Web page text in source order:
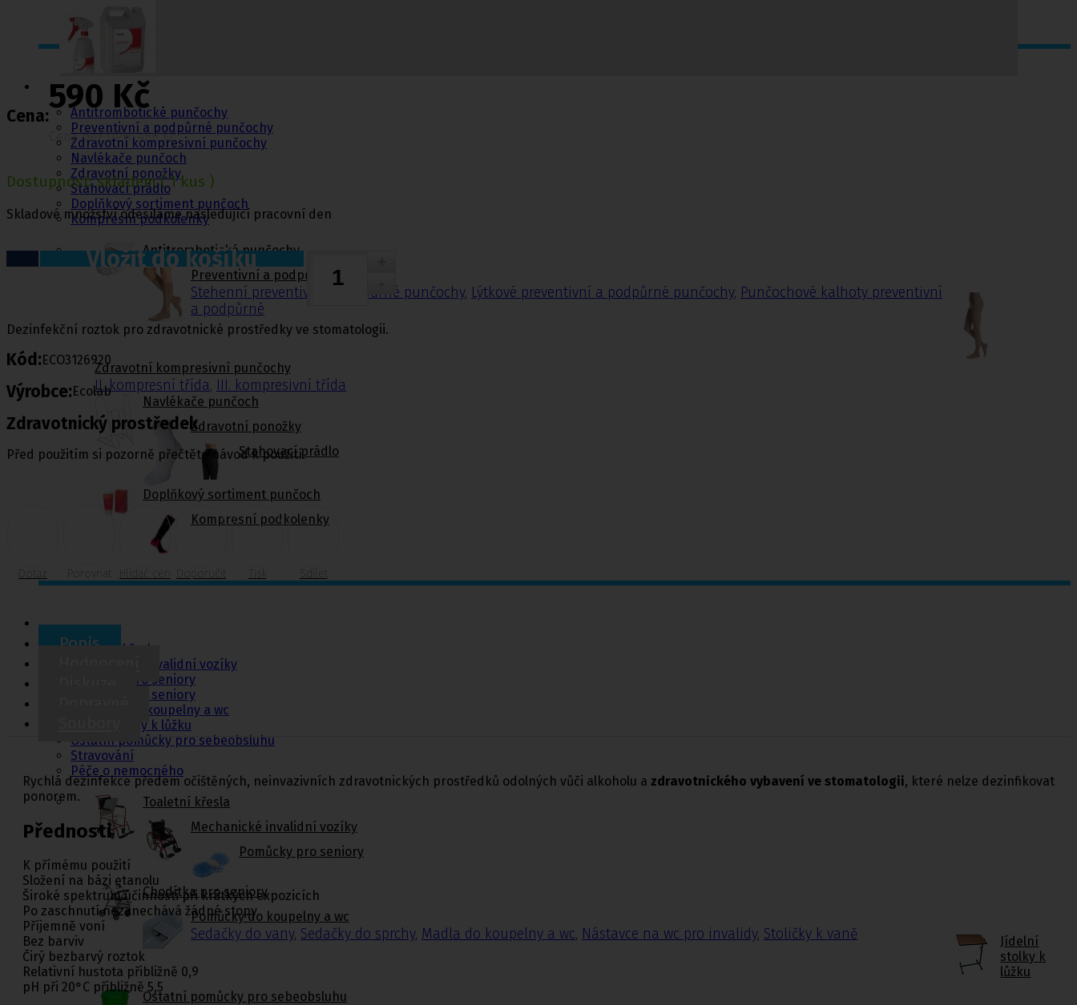
Punčochy,
ponožky
Antitrombotické punčochy
Preventivní a podpůrné punčochy
Zdravotní kompresivní punčochy
Navlékače punčoch
Zdravotní ponožky
Stahovací prádlo
Doplňkový sortiment punčoch
Kompresní podkolenky
Antitrombotické punčochy
Preventivní a podpůrné punčochy
Stehenní preventivní a podpůrné punčochy, Lýtkové preventivní a podpůrné punčochy, Punčochové kalhoty preventivní
a podpůrné
Zdravotní kompresivní punčochy
II. kompresní třída, III. kompresivní třída
Navlékače punčoch
Zdravotní ponožky
Stahovací prádlo
Doplňkový sortiment punčoch
Kompresní podkolenky
Toaletní křesla
Mechanické invalidní vozíky
Pomůcky pro seniory
Chodítka pro seniory
Pomůcky do koupelny a wc
Jídelní stolky k lůžku
Ostatní pomůcky pro sebeobsluhu
Stravování
Péče o nemocného
Toaletní křesla
Mechanické invalidní vozíky
Pomůcky pro seniory
Chodítka pro seniory
Pomůcky do koupelny a wc
Sedačky do vany, Sedačky do sprchy, Madla do koupelny a wc, Nástavce na wc pro invalidy, Stoličky k vaně
Jídelní
stolky k
lůžku
Ostatní pomůcky pro sebeobsluhu
Cena:
590 Kč
Cena bez DPH: 488 Kč
Dostupnost:skladem( 1 kus )
Skladové množství odesíláme následující pracovní den
Vložit do košíku
Dezinfekční roztok pro zdravotnické prostředky ve stomatologii.
Kód:ECO3126920
Výrobce:Ecolab
Zdravotnický prostředek
Před použitím si pozorně přečtěte návod k použití.
Dotaz Porovnat Doporučit Tisk Sdílet
Popis
Rychlá dezinfekce předem očištěných, neinvazivních zdravotnických prostředků odolných vůči alkoholu a zdravotnického vybavení ve stomatologii, které nelze dezinfikovat
ponorem.
Přednosti
K přímému použití
Složení na bázi etanolu
Široké spektrum účinnosti při krátkých expozicích
Po zaschnutí nezanechává žádné stopy
Příjemně voní
Bez barviv
Čirý bezbarvý roztok
Relativní hustota přibližně 0,9
pH při 20°C přibližně 5,5